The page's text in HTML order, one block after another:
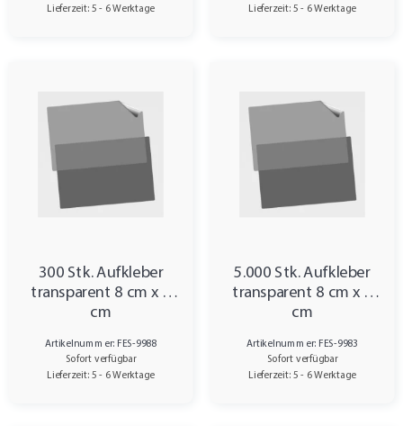
Lieferzeit: 5 - 6 Werktage
Lieferzeit: 5 - 6 Werktage
300 Stk. Aufkleber
transparent 8 cm x 4
cm
Artikelnummer: FES-9988
Sofort verfügbar
Lieferzeit: 5 - 6 Werktage
5.000 Stk. Aufkleber
transparent 8 cm x 4
cm
Artikelnummer: FES-9983
Sofort verfügbar
Lieferzeit: 5 - 6 Werktage